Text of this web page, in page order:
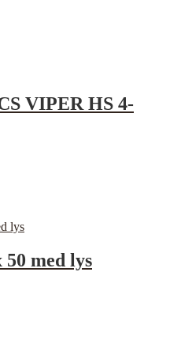
VIPER HS 4-
50 med lys